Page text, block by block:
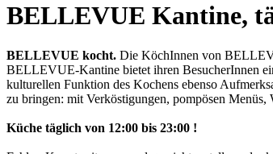
BELLEVUE Kantine,
BELLEVUE kocht. Die KöchInnen von
BELLEVUE-Kantine bietet ihren Be­sucherInnen
kulturellen Funktion des Kochens ebenso
zu bringen: mit Verköstigun­gen, pompösen
Küche täglich von 12:00 bis 23:00 !